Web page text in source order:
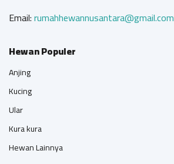
Email:rumahhewannusantara@gmail.com
Hewan Populer
Anjing
Kucing
Ular
Kura kura
Hewan Lainnya